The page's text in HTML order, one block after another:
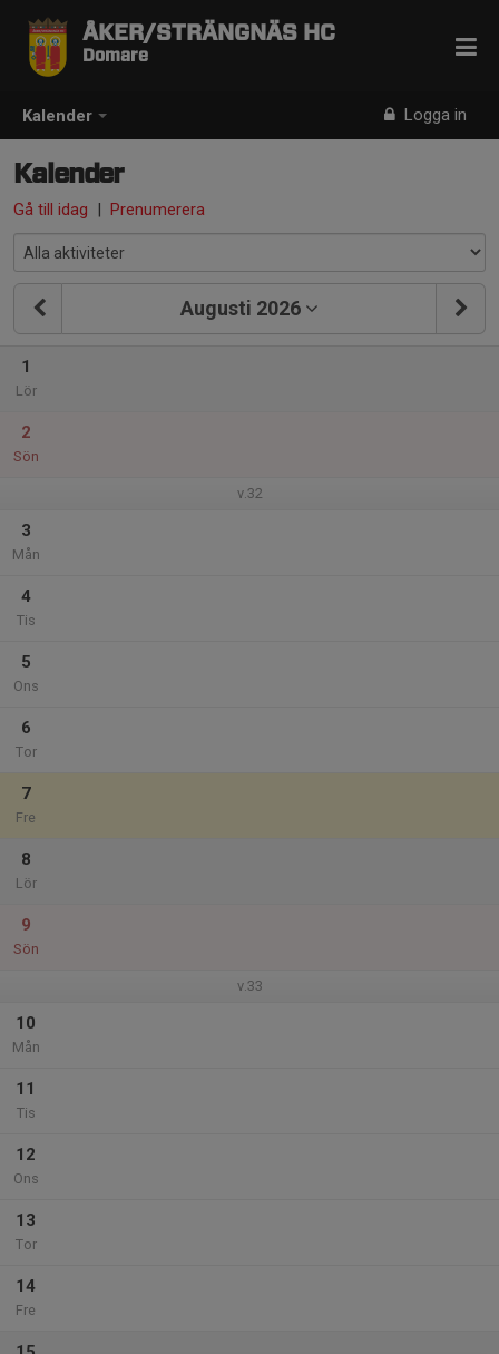
Kalender Logga in
ÅKER/STRÄNGNÄS HC
Domare
Kalender
Gå till idag | Prenumerera
Augusti 2026
1
Lör
2
Sön
v.32
3
Mån
4
Tis
5
Ons
6
Tor
7
Fre
8
Lör
9
Sön
v.33
10
Mån
11
Tis
12
Ons
13
Tor
14
Fre